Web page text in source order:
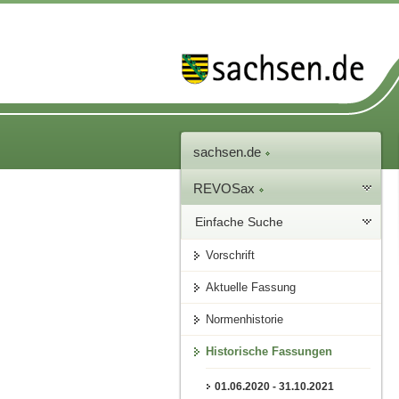
sachsen.de
REVOSax
Einfache Suche
Vorschrift
Aktuelle Fassung
Normenhistorie
Historische Fassungen
01.06.2020 - 31.10.2021